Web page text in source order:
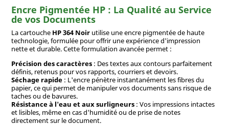
Encre Pigmentée HP : La Qualité au Service
de vos Documents
La cartouche HP 364 Noirutilise une encre pigmentée de haute
technologie, formulée pour offrir une expérience d'impression
nette et durable. Cette formulation avancée permet :
Précision des caractères: Des textes aux contours parfaitement
définis, retenus pour vos rapports, courriers et devoirs.
Séchage rapide: L'encre pénètre instantanément les fibres du
papier, ce qui permet de manipuler vos documents sans risque de
taches ou de bavures.
Résistance à l'eau et aux surligneurs: Vos impressions intactes
et lisibles, même en cas d'humidité ou de prise de notes
directement sur le document.